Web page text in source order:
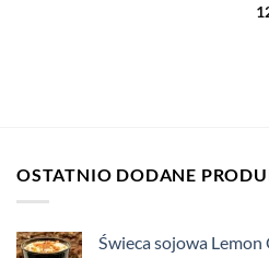
OSTATNIO DODANE
Świeca sojowa Lemon